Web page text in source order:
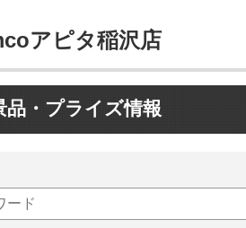
アピタ稲沢店
品・プライズ情報